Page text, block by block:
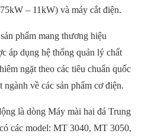
– 11kW) và máy cắt điện.
phẩm mang thương hiệu
áp dụng hệ thống quản lý chất
ngặt theo các tiêu chuẩn quốc
về các sản phẩm cơ điện.
là dòng Máy mài hai đá Trung
các model: MT 3040, MT 3050,